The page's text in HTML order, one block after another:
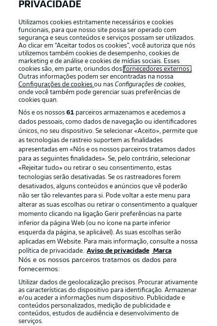
APLICATIVO DA BUNDESLIGA
Oferecido por
Publicidade Avisos legais
Gerir preferências Aviso de privacidade
Emissoras
Trabalhe conosco Marca
Contato Jogadores
PRIVACIDADE
Utilizamos cookies estritamente necessários e cookies
funcionais, para que nosso site possa ser operado com
segurança e seus conteúdos e serviços possam ser utilizados.
Ao clicar em “Aceitar todos os cookies”, você autoriza que nós
utilizemos também cookies de desempenho, cookies de
marketing e de análise e cookies de mídias sociais. Esses
cookies são, em parte, oriundos dosfornecedores externos .
Outras informações podem ser encontradas na nossa
Configurações de cookiesou nasConfigurações de cookies,
onde você também pode gerenciar suas preferências de
cookies quan.
Nós e os nossos61 parceiros armazenamos e acedemos a
dados pessoais, como dados de navegação ou identificadores
únicos, no seu dispositivo. Se selecionar «Aceito», permite que
as tecnologias de rastreio suportem as finalidades
apresentadas em «Nós e os nossos parceiros tratamos dados
para as seguintes finalidades». Se, pelo contrário, selecionar
«Rejeitar tudo» ou retirar o seu consentimento, estas
tecnologias serão desativadas. Se os rastreadores forem
desativados, alguns conteúdos e anúncios que vê poderão
não ser tão relevantes para si. Pode voltar a este menu para
alterar as suas escolhas ou retirar o consentimento a qualquer
momento clicando na ligação Gerir preferências na parte
inferior da página Web (ou no ícone na parte inferior
esquerda da página, se aplicável). As suas escolhas serão
aplicadas em Website. Para mais informação, consulte a nossa
política de privacidade. Aviso de privacidade Marca
Nós e os nossos parceiros tratamos os dados para
fornecermos:
Utilizar dados de geolocalização precisos. Procurar ativamente
as características do dispositivo para identificação. Armazenar
e/ou aceder a informações num dispositivo. Publicidade e
conteúdos personalizados, medição de publicidade e
conteúdos, estudos de audiência e desenvolvimento de
serviços.